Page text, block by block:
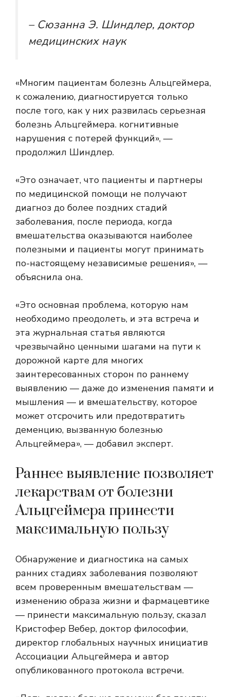
– Сюзанна Э. Шиндлер, доктор
медицинских наук
«Многим пациентам болезнь Альцгеймера,
к сожалению, диагностируется только
после того, как у них развилась серьезная
болезнь Альцгеймера. когнитивные
нарушения с потерей функций», —
продолжил Шиндлер.
«Это означает, что пациенты и партнеры
по медицинской помощи не получают
диагноз до более поздних стадий
заболевания, после периода, когда
вмешательства оказываются наиболее
полезными и пациенты могут принимать
по-настоящему независимые решения», —
объяснила она.
«Это основная проблема, которую нам
необходимо преодолеть, и эта встреча и
эта журнальная статья являются
чрезвычайно ценными шагами на пути к
дорожной карте для многих
заинтересованных сторон по раннему
выявлению — даже до изменения памяти и
мышления — и вмешательству, которое
может отсрочить или предотвратить
деменцию, вызванную болезнью
Альцгеймера», — добавил эксперт.
Раннее выявление позволяет
лекарствам от болезни
Альцгеймера принести
максимальную пользу
Обнаружение и диагностика на самых
ранних стадиях заболевания позволяют
всем проверенным вмешательствам —
изменению образа жизни и фармацевтике
— принести максимальную пользу, сказал
Кристофер Вебер, доктор философии,
директор глобальных научных инициатив
Ассоциации Альцгеймера и автор
опубликованного протокола встречи.